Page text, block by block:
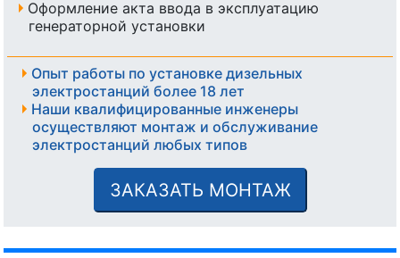
Оформление акта ввода в эксплуатацию
генераторной установки
Опыт работы по установке дизельных
электростанций более 18 лет
Наши квалифицированные инженеры
осуществляют монтаж и обслуживание
электростанций любых типов
ЗАКАЗАТЬ МОНТАЖ